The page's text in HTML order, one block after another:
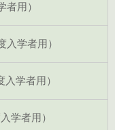
用）
学者用）
学者用）
学者用）